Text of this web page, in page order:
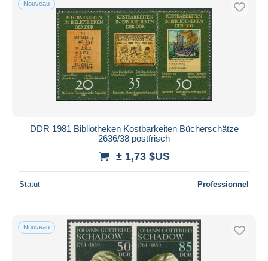
Uniquement en réduction
Livraison gratuite
Méthodes de paiement
PayPal
Virement bancaire
Visa
Bancontact
Monde entier
Nouveau
DDR 1981 Bibliotheken Kostbarkeiten Bücherschätze
2636/38 postfrisch
± 1,73 $US
Statut Professionnel
Nouveau